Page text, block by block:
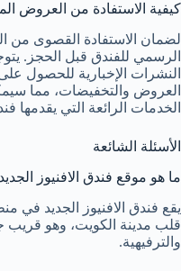
كيفية الاستفادة من العروض
لضمان الاستفادة القصوى من
الرسمي للفندق قبل الحجز.
النشرات الإخبارية للحصول
العروض والتخفيضات، مما
الخدمات الرائعة التي يقدمها
الأسئلة الشائعة
ما هو موقع فندق الافنيوز
يقع فندق الافنيوز الجديد في
قلب مدينة الكويت، وهو قريب
والترفيهية.